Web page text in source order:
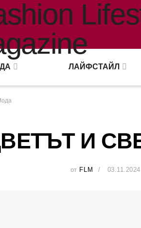
ЛАЙФСТАЙЛ
И
от FLM 03.11.2024